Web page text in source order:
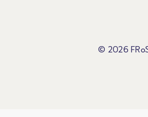
© 2026